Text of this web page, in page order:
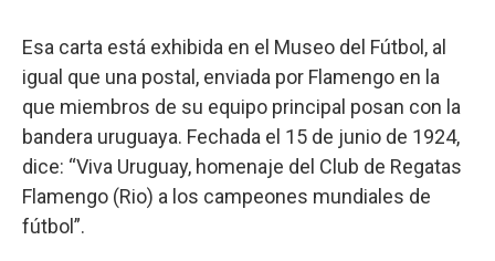
Esa carta está exhibida en el Museo del Fútbol, al
igual que una postal, enviada por Flamengo en la
que miembros de su equipo principal posan con la
bandera uruguaya. Fechada el 15 de junio de 1924,
dice: “Viva Uruguay, homenaje del Club de Regatas
Flamengo (Rio) a los campeones mundiales de
fútbol”.